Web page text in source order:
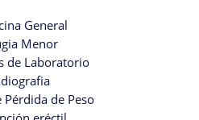
General
Menor
de Laboratorio
Pérdida de Peso